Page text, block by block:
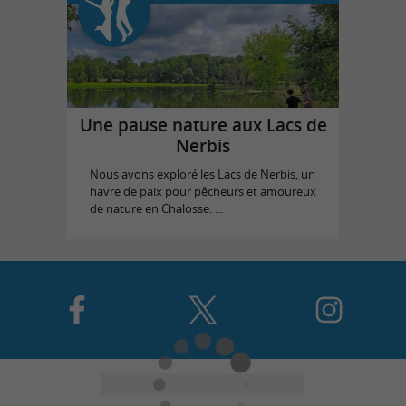
Une pause nature aux Lacs de
Nerbis
Nous avons exploré les Lacs de Nerbis, un
havre de paix pour pêcheurs et amoureux
de nature en Chalosse. ...